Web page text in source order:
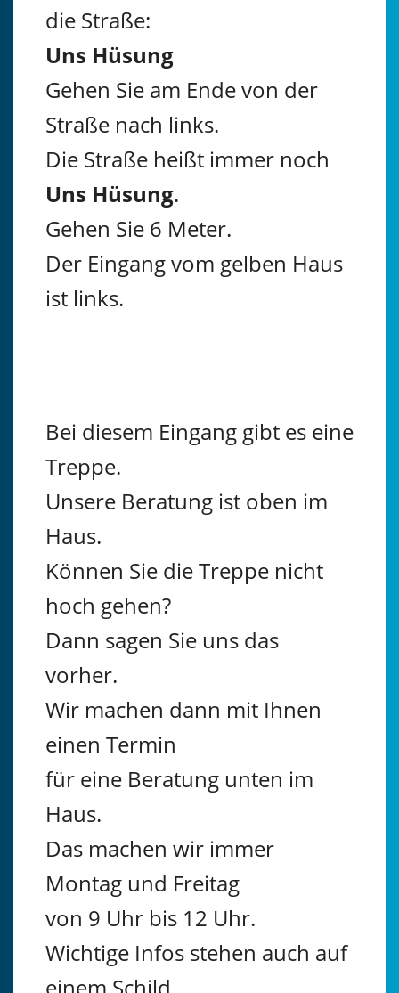
die Straße:
Uns Hüsung
Gehen Sie am Ende von der
Straße nach links.
Die Straße heißt immer noch
Uns Hüsung.
Gehen Sie 6 Meter.
Der Eingang vom gelben Haus
ist links.
Bei diesem Eingang gibt es eine
Treppe.
Unsere Beratung ist oben im
Haus.
Können Sie die Treppe nicht
hoch gehen?
Dann sagen Sie uns das
vorher.
Wir machen dann mit Ihnen
einen Termin
für eine Beratung unten im
Haus.
Das machen wir immer
Montag und Freitag
von 9 Uhr bis 12 Uhr.
Wichtige Infos stehen auch auf